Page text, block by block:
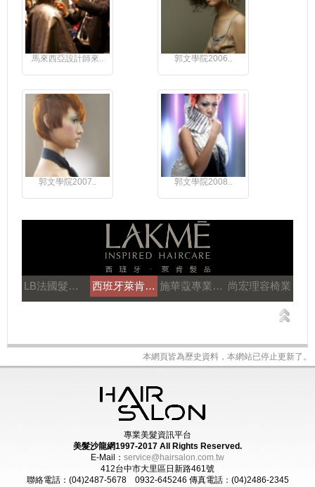
馬來西亞設計師來.. 郭文學院2006..
郭文學院2007.. 郭文學院2008..
LB法國髮妝之鑰 西班牙萊肯髮品 施華蔻專業美髮 尚宏理容椅業
本網頁皆為歷史資料，本網站已停止更新了。
專業美髮資訊平台
美髮沙龍網1997-2017 All Rights Reserved.
E-Mail： service@hairsalon.com.tw
412台中市大里區日新路461號
聯絡電話：(04)2487-5678 0932-645246 傳真電話：(04)2486-2345